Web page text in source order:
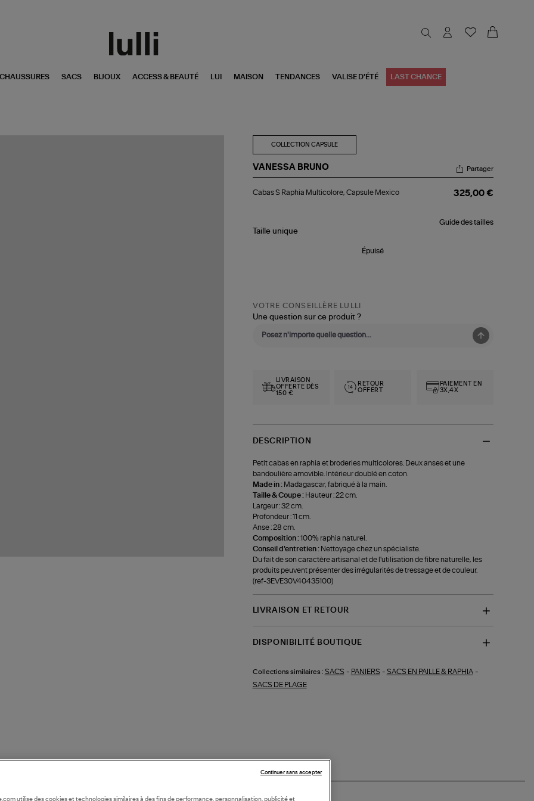
CHAUSSURES SACS BIJOUX ACCESS & BEAUTÉ LUI MAISON TENDANCES VALISE D'ÉTÉ LAST CHANCE
COLLECTION CAPSULE
VANESSA BRUNO
S
Mexico
Partager
Cabas S Raphia Multicolore, Capsule Mexico 325,00 €
Guide des tailles
Taille unique
Épuisé
VOTRE CONSEILLÈRE LULLI
Une question sur ce produit ?
LIVRAISON
OFFERTE DÈS
150 €
RETOUR
OFFERT
PAIEMENT EN
3X,4X
DESCRIPTION
Petit cabas en raphia et broderies multicolores. Deux anses et une
bandoulière amovible. Intérieur doublé en coton.
Made in : Madagascar, fabriqué à la main.
Taille & Coupe : Hauteur : 22 cm.
Largeur : 32 cm.
Profondeur : 11 cm.
Anse : 28 cm.
Composition :100% raphia naturel.
Conseil d'entretien : Nettoyage chez un spécialiste.
Du fait de son caractère artisanal et de l'utilisation de fibre naturelle, les
produits peuvent présenter des irrégularités de tressage et de couleur.
(ref-3EVE30V40435100)
LIVRAISON ET RETOUR
DISPONIBILITÉ BOUTIQUE
Collections similaires : SACS - PANIERS - SACS EN PAILLE & RAPHIA-
SACS DE PLAGE
utilise des cookies et technologies similaires à des fins de performance, personnalisation, publicité et
Continuer sans accepter